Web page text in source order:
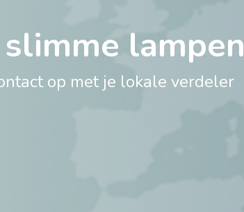
lampen
op met je lokale verdeler